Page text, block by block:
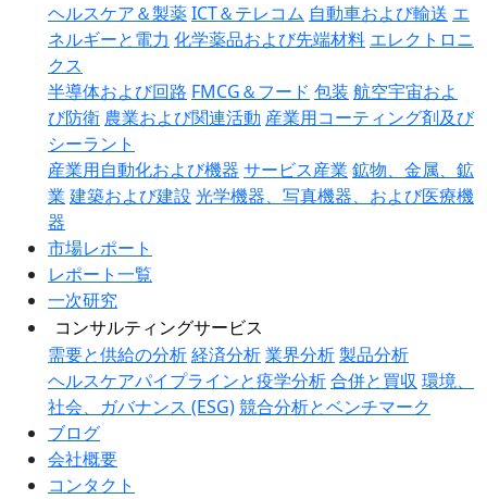
ヘルスケア＆製薬ICT＆テレコム 自動車および輸送 エ
ネルギーと電力 化学薬品および先端材料 エレクトロニ
クス
半導体および回路 FMCG＆フード 包装 航空宇宙およ
び防衛 農業および関連活動 産業用コーティング剤及び
シーラント
産業用自動化および機器 サービス産業 鉱物、金属、鉱
業 建築および建設 光学機器、写真機器、および医療機
器
市場レポート
レポート一覧
一次研究
コンサルティングサービス
需要と供給の分析経済分析業界分析製品分析
ヘルスケアパイプラインと疫学分析合併と買収 環境、
社会、ガバナンス (ESG)競合分析とベンチマーク
ブログ
会社概要
コンタクト